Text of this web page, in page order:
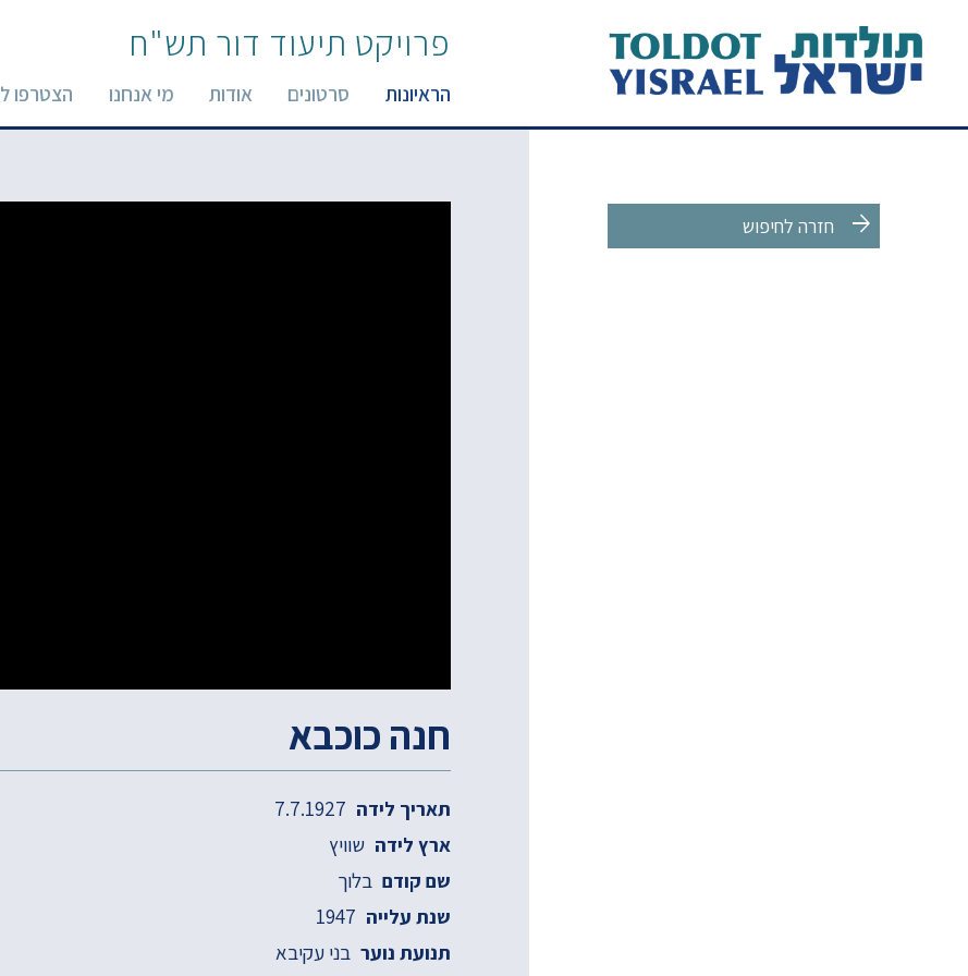
פרויקט תיעוד דור תש"ח
הראיונות סרטונים אודות מי אנחנו הצטרפו
arrow_forward חזרה לחיפוש
חנה כוכבא
תאריך לידה
ארץ לידה שוויץ
שם קודם בלוך
שנת עלייה
תנועת נוער בני עקיבא